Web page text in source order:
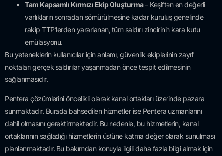
Tam Kapsamlı Kırmızı Ekip Oluşturma– Keşiften en değerli
varlıkların sonradan sömürülmesine kadar kuruluş genelinde
rakip TTP’lerden yararlanan, tüm saldırı zincirinin kara kutu
emülasyonu.
Bu yeteneklerin kullanıcılar için anlamı, güvenlik ekiplerinin zayıf
noktaları gerçek saldırılar yaşanmadan önce tespit edilmesinin
sağlanmasıdır.
Pentera çözümlerini öncelikli olarak kanal ortakları üzerinde pazara
sunmaktadır. Burada bahsedilen hizmetler ise Pentera uzmanlarını
dahil olmasını gerektirmektedir. Bu nedenle, bu hizmetlerin, kanal
ortaklarının sağladığı hizmetlerin üstüne katma değer olarak sunulması
planlanmaktadır. Bu bakımdan konuyla ilgili daha fazla bilgi almak için